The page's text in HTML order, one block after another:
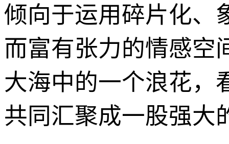
倾向于运用碎片化、
而富有张力的情感空
大海中的一个浪花，
共同汇聚成一股强大